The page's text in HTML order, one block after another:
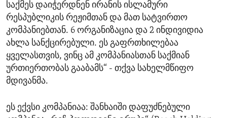
საქმეს დაიჭერდნენ ირანის ისლამური
რესპუბლიკის რეჟიმთან და მათ სატვირთო
კომპანიებთან. 6 ორგანიზაცია და 2 ინდივიდია
ახლა სანქცირებული. ეს გაფრთხილებაა
ყველასთვის, ვინც ამ კომპანიასთან საქმიან
ურთიერთობას გააბამს“ - თქვა სახელმწიფო
მდივანმა.
ეს ექვსი კომპანიაა: შანხაიში დაფუძნებული